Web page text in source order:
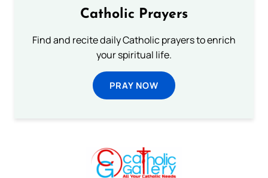
Catholic Prayers
Find and recite daily Catholic prayers to enrich
your spiritual life.
PRAY NOW